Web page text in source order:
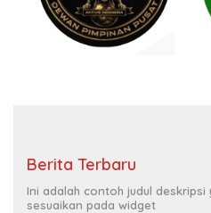
Berita Terbaru
Ini adalah contoh judul
sesuaikan pada widget